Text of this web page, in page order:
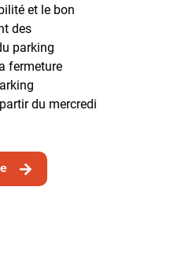
et le bon
des
parking
fermeture
du mercredi